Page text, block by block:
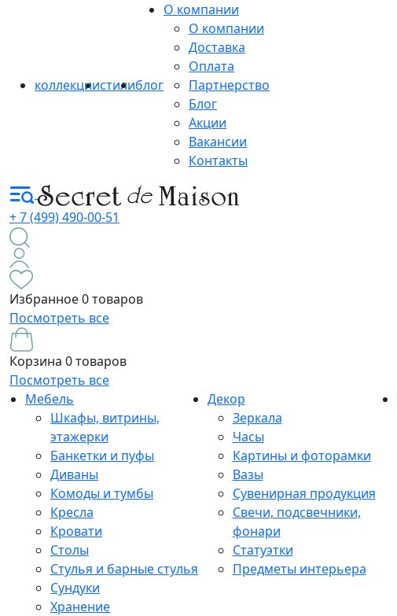
коллекциистилиблог
О компании
О компании
Доставка
Оплата
Партнерство
Блог
Акции
Вакансии
Контакты
+ 7 (499) 490-00-51
Избранное0 товаров
Посмотреть все
Корзина 0 товаров
Посмотреть все
Мебель
Шкафы, витрины,
этажерки
Банкетки и пуфы
Диваны
Комоды и тумбы
Кресла
Кровати
Столы
Стулья и барные стулья
Сундуки
Хранение
Декор
Зеркала
Часы
Картины и фоторамки
Вазы
Сувенирная продукция
Свечи, подсвечники,
фонари
Статуэтки
Предметы интерьера